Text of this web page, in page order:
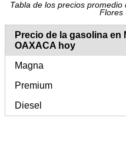
Tabla de los precios
Flores
Precio de la gasolina en
OAXACA hoy
Magna
Premium
Diesel